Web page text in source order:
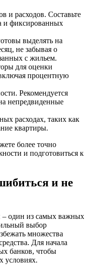
и расходов. Составьте
и фиксированных
выделять на
не забывая о
с жильем.
для оценки
процентную
Рекомендуется
непредвиденные
расходах, таких как
квартиры.
более точно
и подготовиться к
и не
– один из самых важных
выбор
множества
Для начала
банков, чтобы
условиях.